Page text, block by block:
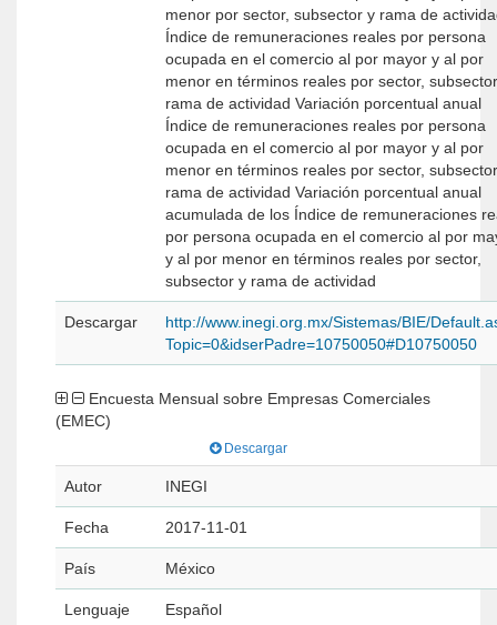
menor por sector, subsector y rama de
Índice de remuneraciones reales por persona
ocupada en el comercio al por mayor y al por
menor en términos reales por sector,
rama de actividad Variación porcentual anual
Índice de remuneraciones reales por persona
ocupada en el comercio al por mayor y al por
menor en términos reales por sector,
rama de actividad Variación porcentual anual
acumulada de los Índice de remuneraciones
por persona ocupada en el comercio al por
y al por menor en términos reales por sector,
subsector y rama de actividad
Descargar
http://www.inegi.org.mx/Sistemas/BIE/
Topic=0&idserPadre=10750050#D10750050
(EMEC)
Descargar
Autor INEGI
Fecha 2017-11-01
País México
Lenguaje Español